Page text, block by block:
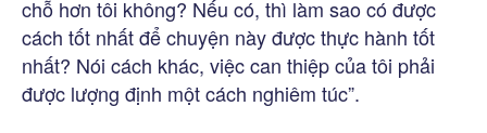
chỗ hơn tôi không? Nếu có, thì làm sao có được
cách tốt nhất để chuyện này được thực hành tốt
nhất? Nói cách khác, việc can thiệp của tôi phải
được lượng định một cách nghiêm túc”.